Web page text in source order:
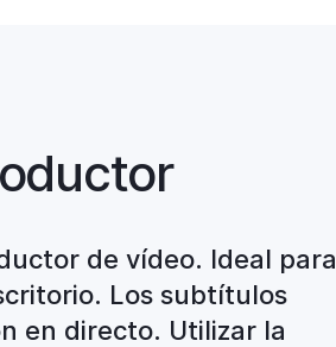
de vídeo. Ideal para
Los subtítulos
en directo. Utilizar la